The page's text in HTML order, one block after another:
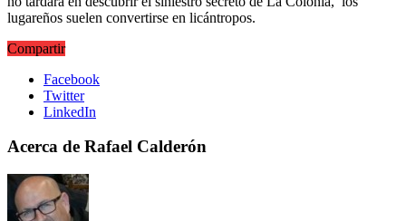
lugareños suelen convertirse en licántropos.
Compartir
Facebook
Twitter
LinkedIn
Acerca de Rafael Calderón